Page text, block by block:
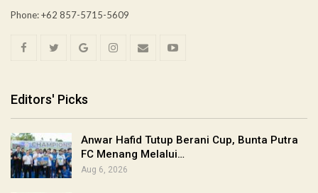
Phone: +62 857-5715-5609
Editors' Picks
Anwar Hafid Tutup Berani Cup, Bunta Putra
FC Menang Melalui…
Aug 6, 2026